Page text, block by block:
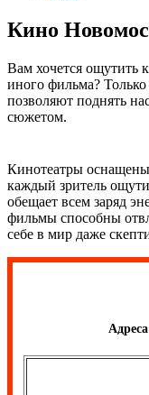
Кино
Вам хочется ощутить
иного фильма?
позволяют поднять
сюжетом.
Кинотеатры
каждый зритель
обещает всем заряд
фильмы способны
себе в мир даже